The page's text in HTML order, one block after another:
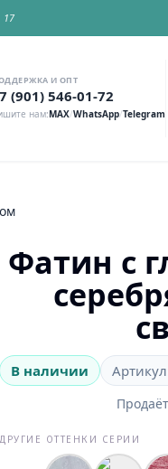
17
И ОПТ
(901) 546-01-72
нам:MAX/WhatsApp/Telegram
Фатин с
В наличии
ДРУГИЕ ОТТЕНКИ СЕРИИ